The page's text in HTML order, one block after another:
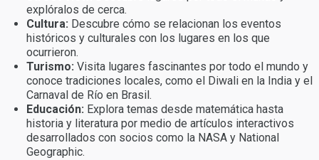
explóralos de cerca.
Cultura: Descubre cómo se relacionan los eventos
históricos y culturales con los lugares en los que
ocurrieron.
Turismo: Visita lugares fascinantes por todo el mundo y
conoce tradiciones locales, como el Diwali en la India y el
Carnaval de Río en Brasil.
Educación: Explora temas desde matemática hasta
historia y literatura por medio de artículos interactivos
desarrollados con socios como la NASA y National
Geographic.